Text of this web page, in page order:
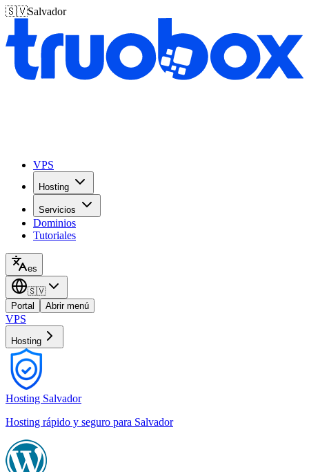
🇸🇻Salvador
VPS
Hosting
Servicios
Dominios
Tutoriales
es
🇸🇻
Portal
Abrir menú
VPS
Hosting
Hosting Salvador
Hosting rápido y seguro para Salvador